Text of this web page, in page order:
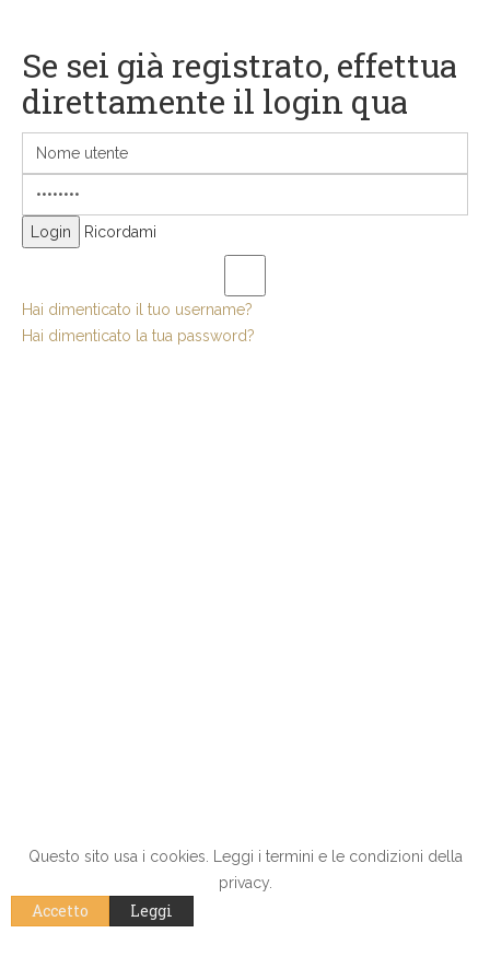
Se sei già registrato, effettua
direttamente il login qua
Ricordami
Hai dimenticato il tuo username?
Hai dimenticato la tua password?
Questo sito usa i cookies. Leggi i termini e le condizioni della
privacy.
Accetto Leggi